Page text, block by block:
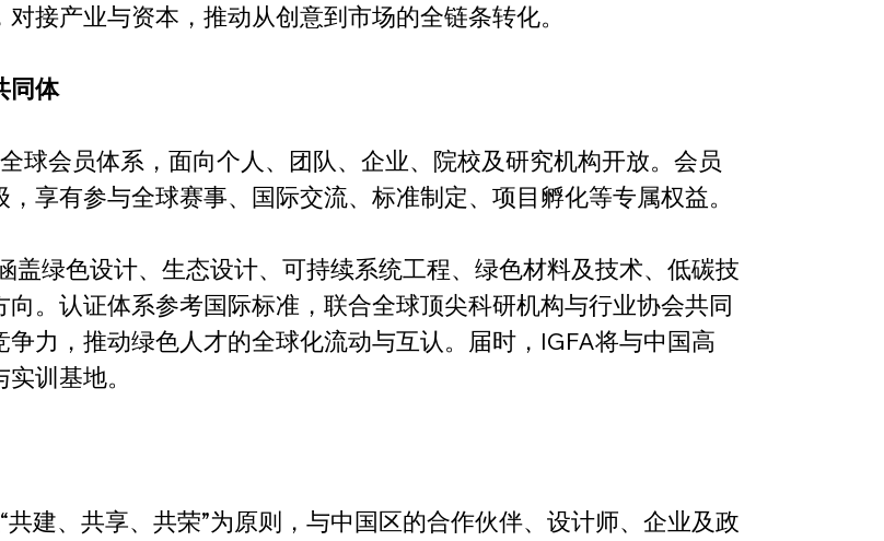
接产业与资本，推动从创意到市场的全链条转化。
同体
球会员体系，面向个人、团队、企业、院校及研究机构开放。会员
享有参与全球赛事、国际交流、标准制定、项目孵化等专属权益。
盖绿色设计、生态设计、可持续系统工程、绿色材料及技术、低碳技
。认证体系参考国际标准，联合全球顶尖科研机构与行业协会共同
力，推动绿色人才的全球化流动与互认。届时，IGFA将与中国高
训基地。
建、共享、共荣”为原则，与中国区的合作伙伴、设计师、企业及政